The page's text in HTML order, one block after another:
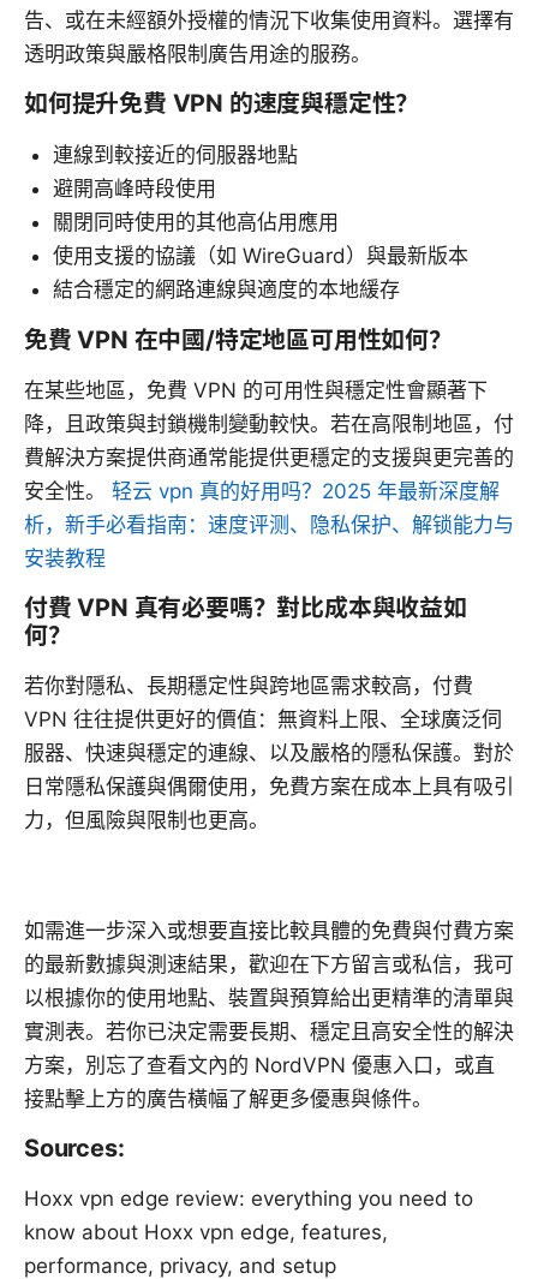
告、或在未經額外授權的情況下收集使用資料。選擇有
透明政策與嚴格限制廣告用途的服務。
如何提升免費 VPN 的速度與穩定性？
連線到較接近的伺服器地點
避開高峰時段使用
關閉同時使用的其他高佔用應用
使用支援的協議（如 WireGuard）與最新版本
結合穩定的網路連線與適度的本地緩存
免費 VPN 在中國/特定地區可用性如何？
在某些地區，免費 VPN 的可用性與穩定性會顯著下
降，且政策與封鎖機制變動較快。若在高限制地區，付
費解決方案提供商通常能提供更穩定的支援與更完善的
安全性。 轻云 vpn 真的好用吗？2025 年最新深度解
析，新手必看指南：速度评测、隐私保护、解锁能力与
安装教程
付費 VPN 真有必要嗎？對比成本與收益如
何？
若你對隱私、長期穩定性與跨地區需求較高，付費
VPN 往往提供更好的價值：無資料上限、全球廣泛伺
服器、快速與穩定的連線、以及嚴格的隱私保護。對於
日常隱私保護與偶爾使用，免費方案在成本上具有吸引
力，但風險與限制也更高。
如需進一步深入或想要直接比較具體的免費與付費方案
的最新數據與測速結果，歡迎在下方留言或私信，我可
以根據你的使用地點、裝置與預算給出更精準的清單與
實測表。若你已決定需要長期、穩定且高安全性的解決
方案，別忘了查看文內的 NordVPN 優惠入口，或直
接點擊上方的廣告橫幅了解更多優惠與條件。
Sources:
Hoxx vpn edge review: everything you need to
know about Hoxx vpn edge, features,
performance, privacy, and setup